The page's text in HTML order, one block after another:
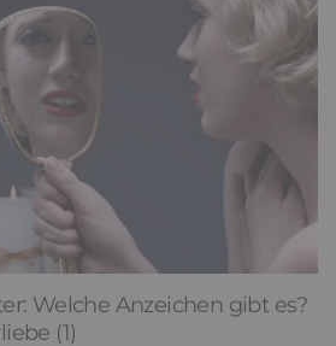
Welche Anzeichen gibt es?
(1)